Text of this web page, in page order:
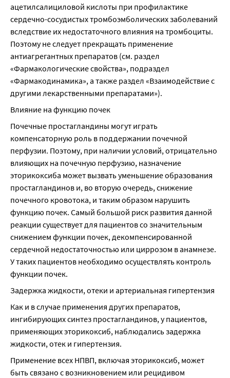
ацетилсалициловой кислоты при профилактике
сердечно-сосудистых тромбоэмболических заболеваний
вследствие их недостаточного влияния на тромбоциты.
Поэтому не следует прекращать применение
антиагрегантных препаратов (см. раздел
«Фармакологические свойства», подраздел
«Фармакодинамика», а также раздел «Взаимодействие с
другими лекарственными препаратами»).
Влияние на функцию почек
Почечные простагландины могут играть
компенсаторную роль в поддержании почечной
перфузии. Поэтому, при наличии условий, отрицательно
влияющих на почечную перфузию, назначение
эторикоксиба может вызвать уменьшение образования
простагландинов и, во вторую очередь, снижение
почечного кровотока, и таким образом нарушить
функцию почек. Самый большой риск развития данной
реакции существует для пациентов со значительным
снижением функции почек, декомпенсированной
сердечной недостаточностью или циррозом в анамнезе.
У таких пациентов необходимо осуществлять контроль
функции почек.
Задержка жидкости, отеки и артериальная гипертензия
Как и в случае применения других препаратов,
ингибирующих синтез простагландинов, у пациентов,
применяющих эторикоксиб, наблюдались задержка
жидкости, отек и гипертензия.
Применение всех НПВП, включая эторикоксиб, может
быть связано с возникновением или рецидивом